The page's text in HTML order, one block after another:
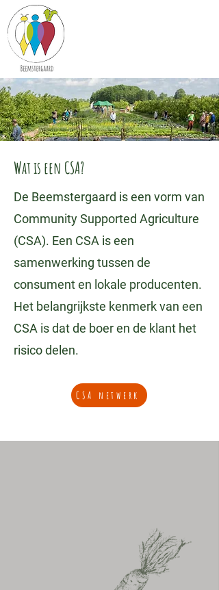
Wat is een CSA?
De Beemstergaard is een vorm van
Community Supported Agriculture
(CSA). Een CSA is een
samenwerking tussen de
consument en lokale producenten.
Het belangrijkste kenmerk van een
CSA is dat de boer en de klant het
risico delen.
CSA netwerk